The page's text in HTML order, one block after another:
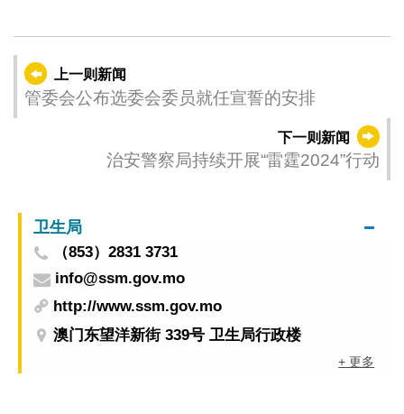
上一则新闻
管委会公布选委会委员就任宣誓的安排
下一则新闻
治安警察局持续开展“雷霆2024”行动
卫生局
（853）2831 3731
info@ssm.gov.mo
http://www.ssm.gov.mo
澳门东望洋新街 339号 卫生局行政楼
+ 更多